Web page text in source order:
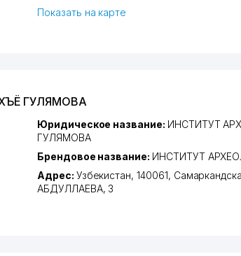
Показать на карте
ГУЛЯМОВА
Юридическое название: ИНСТИТУТ
ГУЛЯМОВА
Брендовое название: ИНСТИТУТ
Адрес: Узбекистан, 140061,
АБДУЛЛАЕВА, 3